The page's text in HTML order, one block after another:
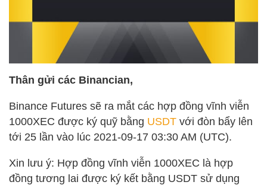
Thân gửi các Binancian,
Binance Futures sẽ ra mắt các hợp đồng vĩnh viễn
1000XEC được ký quỹ bằng USDT với đòn bẩy lên
tới 25 lần vào lúc 2021-09-17 03:30 AM (UTC).
Xin lưu ý: Hợp đồng vĩnh viễn 1000XEC là hợp
đồng tương lai được ký kết bằng USDT sử dụng